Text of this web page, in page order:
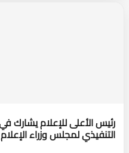
التنفيذي لمجلس وزراء